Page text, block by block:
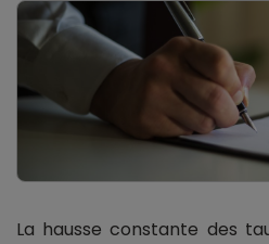
La hausse constante des